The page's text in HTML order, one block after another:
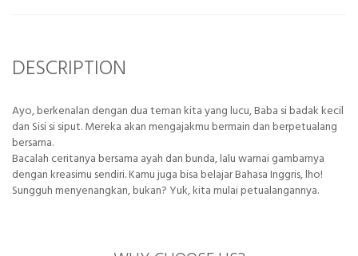
DESCRIPTION
Ayo, berkenalan dengan dua teman kita yang lucu, Baba si badak kecil
dan Sisi si siput. Mereka akan mengajakmu bermain dan berpetualang
bersama.
Bacalah ceritanya bersama ayah dan bunda, lalu warnai gambarnya
dengan kreasimu sendiri. Kamu juga bisa belajar Bahasa Inggris, lho!
Sungguh menyenangkan, bukan? Yuk, kita mulai petualangannya.